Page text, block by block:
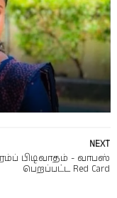
NEXT
பிடிவாதம் - வாபஸ்
பெறப்பட்ட Red Card